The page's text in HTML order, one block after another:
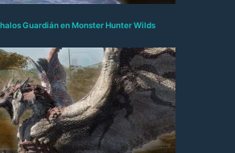
Guardián en Monster Hunter Wilds